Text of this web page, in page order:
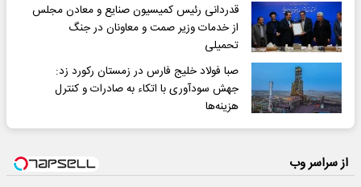
قدردانی رئیس کمیسیون صنایع و معادن مجلس
از خدمات وزیر صمت و معاونان در جنگ
تحمیلی
صبا فولاد خلیج فارس در زمستان رکورد زد:
جهش سودآوری با اتکاء به صادرات و کنترل
هزینه‌ها
از سراسر وب